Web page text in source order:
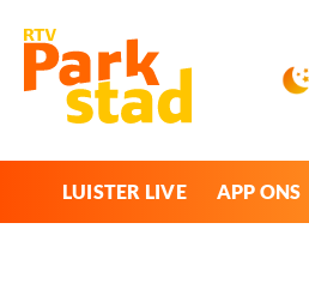
LUISTER LIVE APP ONS